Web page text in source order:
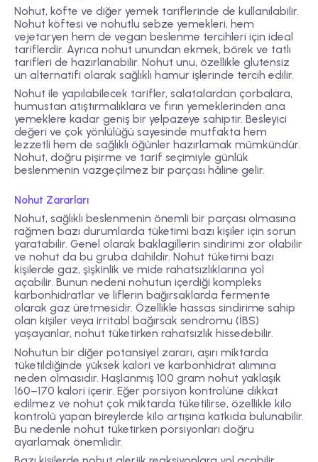
Nohut, köfte ve diğer yemek tariflerinde de kullanılabilir.
Nohut köftesi ve nohutlu sebze yemekleri, hem
vejetaryen hem de vegan beslenme tercihleri için ideal
tariflerdir. Ayrıca nohut unundan ekmek, börek ve tatlı
tarifleri de hazırlanabilir. Nohut unu, özellikle glutensiz
un alternatifi olarak sağlıklı hamur işlerinde tercih edilir.
Nohut ile yapılabilecek tarifler, salatalardan çorbalara,
humustan atıştırmalıklara ve fırın yemeklerinden ana
yemeklere kadar geniş bir yelpazeye sahiptir. Besleyici
değeri ve çok yönlülüğü sayesinde mutfakta hem
lezzetli hem de sağlıklı öğünler hazırlamak mümkündür.
Nohut, doğru pişirme ve tarif seçimiyle günlük
beslenmenin vazgeçilmez bir parçası hâline gelir.
Nohut Zararları
Nohut, sağlıklı beslenmenin önemli bir parçası olmasına
rağmen bazı durumlarda tüketimi bazı kişiler için sorun
yaratabilir. Genel olarak baklagillerin sindirimi zor olabilir
ve nohut da bu gruba dahildir. Nohut tüketimi bazı
kişilerde gaz, şişkinlik ve mide rahatsızlıklarına yol
açabilir. Bunun nedeni nohutun içerdiği kompleks
karbonhidratlar ve liflerin bağırsaklarda fermente
olarak gaz üretmesidir. Özellikle hassas sindirime sahip
olan kişiler veya irritabl bağırsak sendromu (İBS)
yaşayanlar, nohut tüketirken rahatsızlık hissedebilir.
Nohutun bir diğer potansiyel zararı, aşırı miktarda
tüketildiğinde yüksek kalori ve karbonhidrat alımına
neden olmasıdır. Haşlanmış 100 gram nohut yaklaşık
160–170 kalori içerir. Eğer porsiyon kontrolüne dikkat
edilmez ve nohut çok miktarda tüketilirse, özellikle kilo
kontrolü yapan bireylerde kilo artışına katkıda bulunabilir.
Bu nedenle nohut tüketirken porsiyonları doğru
ayarlamak önemlidir.